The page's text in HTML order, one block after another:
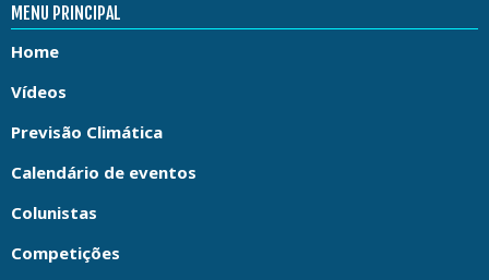
MENU PRINCIPAL
Home
Vídeos
Previsão Climática
Calendário de eventos
Colunistas
Competições